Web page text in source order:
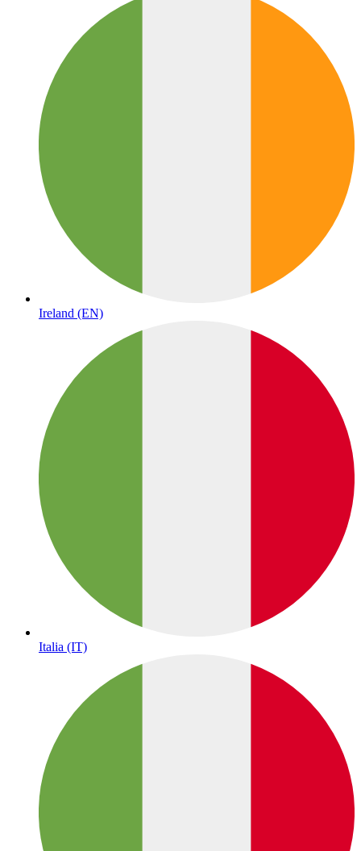
Ireland (EN)
Italia (IT)